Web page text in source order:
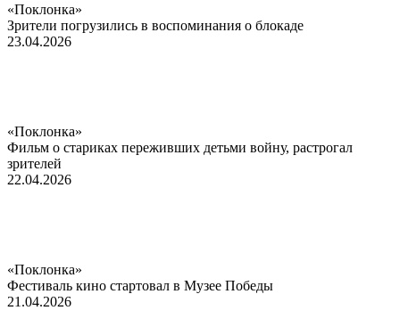
«Поклонка»
Зрители погрузились в воспоминания о блокаде
23.04.2026
«Поклонка»
Фильм о стариках переживших детьми войну, растрогал
зрителей
22.04.2026
«Поклонка»
Фестиваль кино стартовал в Музее Победы
21.04.2026